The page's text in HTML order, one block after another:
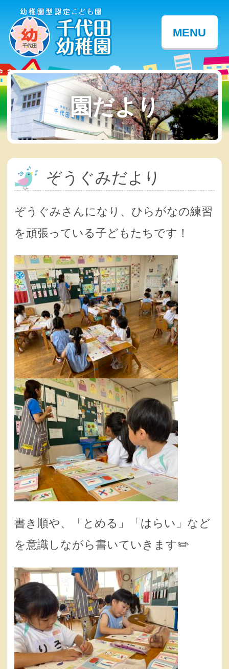
MENU
園だより
ぞうぐみだより
ぞうぐみさんになり、ひらがなの練習
を頑張っている子どもたちです！
書き順や、「とめる」「はらい」など
を意識しながら書いていきます✏️